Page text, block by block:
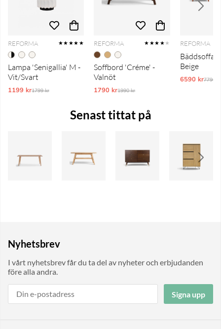
REFORMA ★★★★★
Lampa 'Senigallia' M -
Vit/Svart
1199 krOrdinarie pris:
1799 kr
REFORMA ★★★★★
Soffbord 'Créme' -
Valnöt
1790 krOrdinarie pris:
1990 kr
REFORMA
Bäddsoffa
Beige
6590 kr7790 kr
Senast tittat på
Nyhetsbrev
I vårt nyhetsbrev får du ta del av nyheter och erbjudanden
före alla andra.
Signa upp